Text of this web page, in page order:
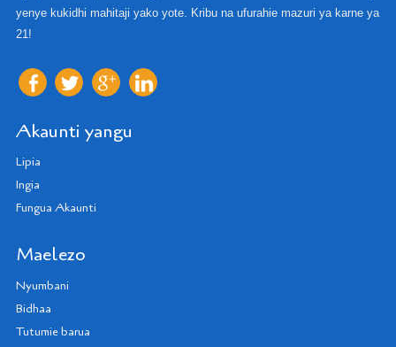
yenye kukidhi mahitaji yako yote. Kribu na ufurahie mazuri ya karne ya
21!
Akaunti yangu
Lipia
Ingia
Fungua Akaunti
Maelezo
Nyumbani
Bidhaa
Tutumie barua